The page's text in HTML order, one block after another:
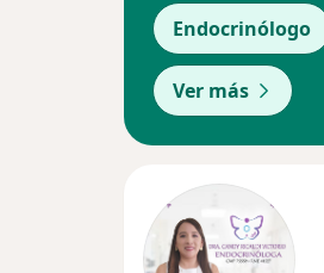
Endocrinólogo
Ver más